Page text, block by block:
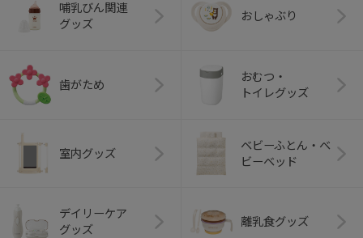
哺乳びん関連
グッズ
おしゃぶり
歯がため
おむつ・
トイレグッズ
室内グッズ
ベビーふとん・ベ
ビーベッド
デイリーケア
グッズ
離乳食グッズ